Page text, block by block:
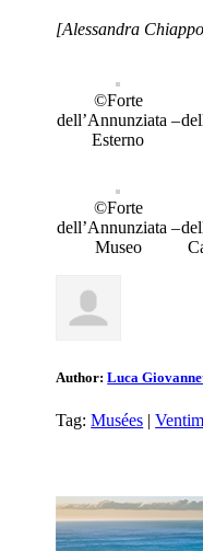
[Alessandra
©Forte
dell’Annunziata –
Esterno
©Forte
dell’Annunziata –
Museo
Author:Luca
Tag:Musées |